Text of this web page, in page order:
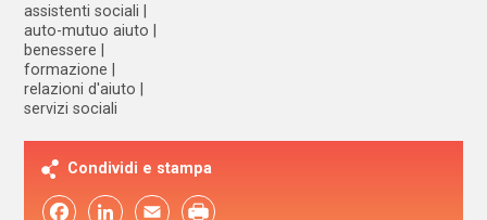
assistenti sociali
auto-mutuo aiuto
benessere
formazione
relazioni d'aiuto
servizi sociali
Condividi e stampa
FacebookLinkedIn Email